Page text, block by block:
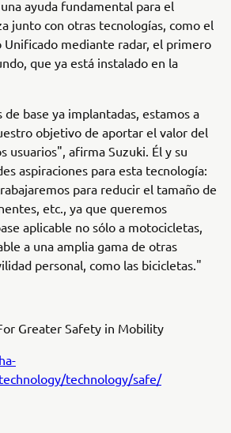
ayuda fundamental para el
junto con otras tecnologías, como el
Unificado mediante radar, el primero
que ya está instalado en la
de base ya implantadas, estamos a
objetivo de aportar el valor del
usuarios", afirma Suzuki. Él y su
aspiraciones para esta tecnología:
para reducir el tamaño de
etc., ya que queremos
aplicable no sólo a motocicletas,
a una amplia gama de otras
personal, como las bicicletas."
Greater Safety in Mobility
technology/safe/